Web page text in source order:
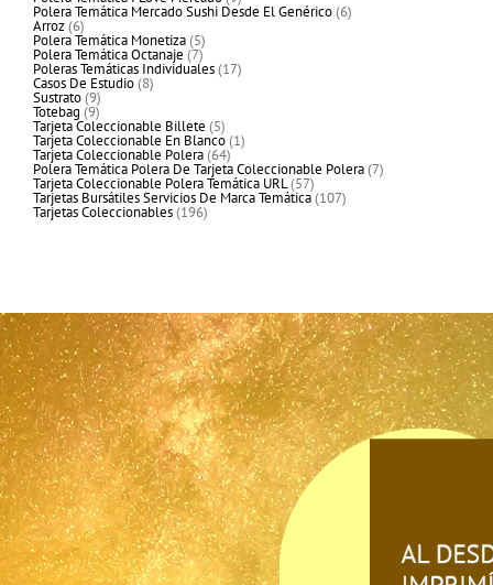
productos
Polera Temática Mercado Sushi Desde El Genérico 66
productos
Arroz 66
productos
Polera Temática Monetiza 55
productos
Polera Temática Octanaje 77
productos
Poleras Temáticas Individuales 1717
productos
Casos De Estudio 88
productos
Sustrato 99
productos
Totebag 99
productos
Tarjeta Coleccionable Billete 55
productos
Tarjeta Coleccionable En Blanco 11
producto
Tarjeta Coleccionable Polera 6464
productos
Polera Temática Polera De Tarjeta Coleccionable Polera 77
productos
Tarjeta Coleccionable Polera Temática URL 5757
productos
Tarjetas Bursátiles Servicios De Marca Temática 107107
productos
Tarjetas Coleccionables 196196
productos